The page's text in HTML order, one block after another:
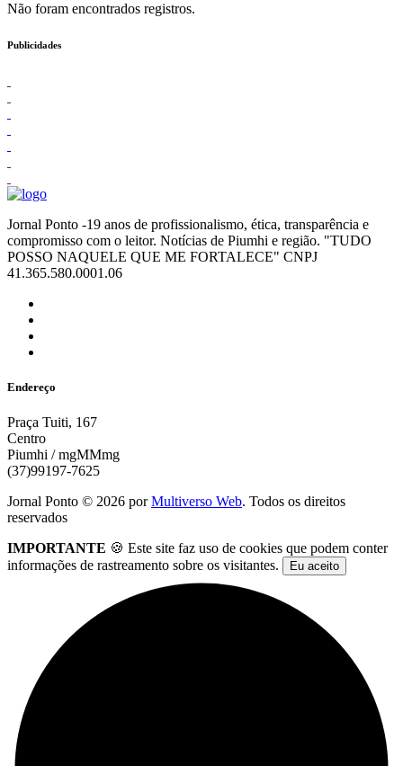
Não foram encontrados registros.
Publicidades
Jornal Ponto -19 anos de profissionalismo, ética, transparência e
compromisso com o leitor. Notícias de Piumhi e região. "TUDO
POSSO NAQUELE QUE ME FORTALECE" CNPJ
41.365.580.0001.06
Endereço
Praça Tuiti, 167
Centro
Piumhi / mgMMmg
(37)99197-7625
Jornal Ponto © 2026 porMultiverso Web. Todos os direitos
reservados
IMPORTANTE 🍪 Este site faz uso de cookies que podem conter
informações de rastreamento sobre os visitantes.
Eu aceito